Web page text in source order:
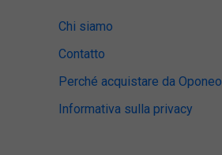
Chi siamo
Contatto
Perché acquistare da Oponeo
Informativa sulla privacy